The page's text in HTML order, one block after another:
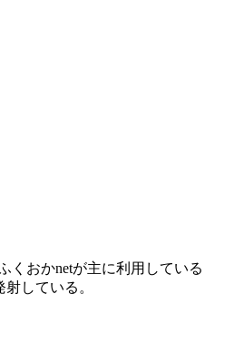
くおかnetが主に利用している
している。